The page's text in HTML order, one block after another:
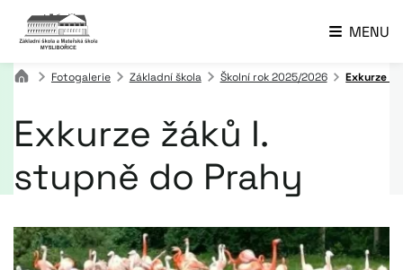
MENU
Fotogalerie Základní škola Školní rok 2025/2026 Exkurze
Exkurze žáků I.
stupně do Prahy